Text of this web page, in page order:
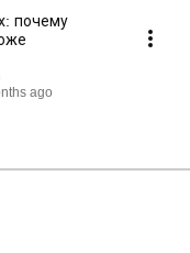
почему
ago